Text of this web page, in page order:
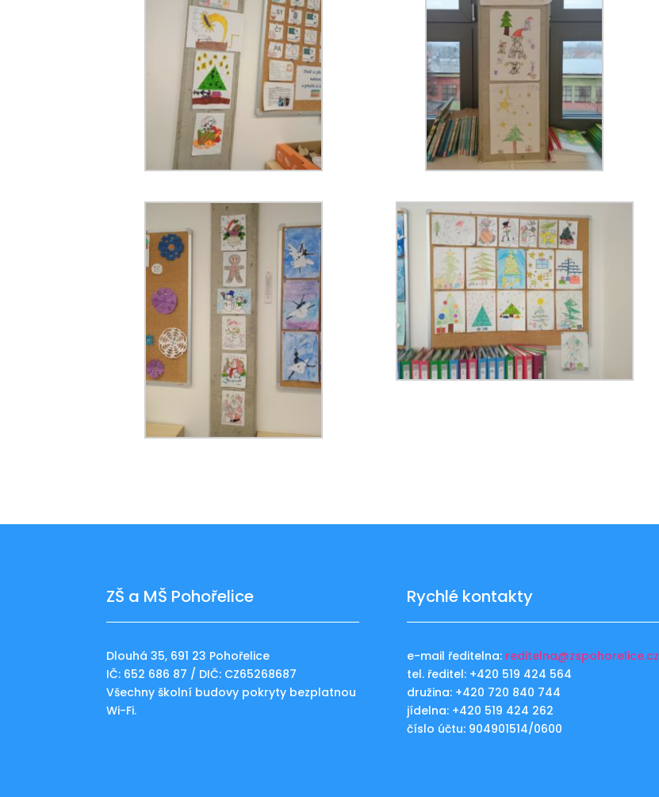
ZŠ a MŠ Pohořelice
Dlouhá 35, 691 23 Pohořelice
IČ: 652 686 87 / DIČ: CZ65268687
Všechny školní budovy pokryty bezplatnou
Wi-Fi.
Rychlé kontakty
e-mail ředitelna: reditelna@zspohorelice.cz
tel. ředitel: +420 519 424 564
družina: +420 720 840 744
jídelna: +420 519 424 262
číslo účtu: 904901514/0600